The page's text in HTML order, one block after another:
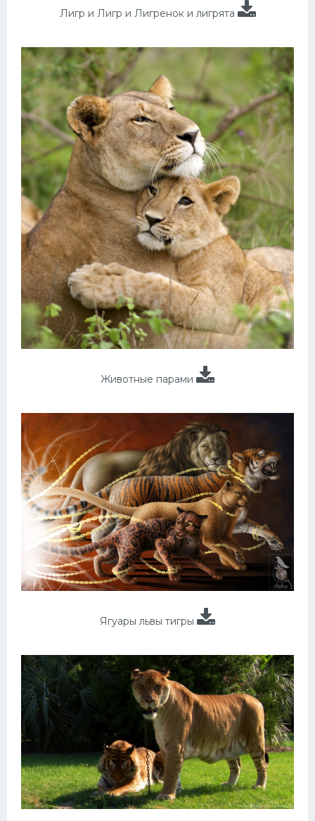
Лигр и Лигр и Лигренок и лигрята
Животные парами
Ягуары львы тигры